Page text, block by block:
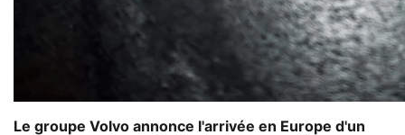
Le groupe Volvo annonce l'arrivée en Europe d'un